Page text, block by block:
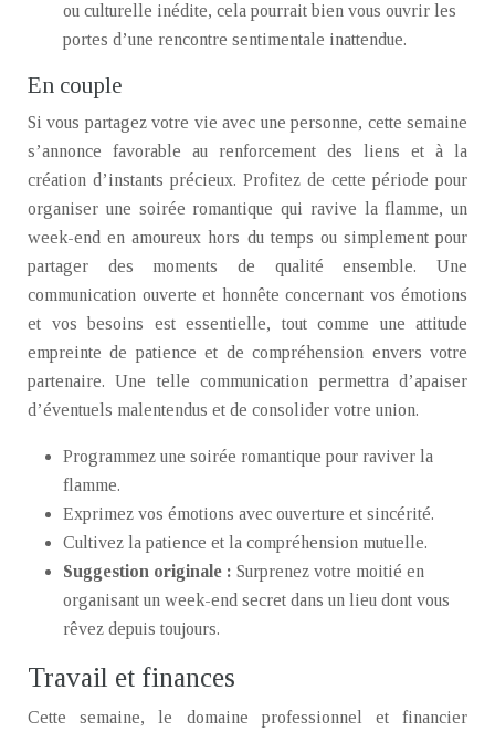
ou culturelle inédite, cela pourrait bien vous ouvrir les
portes d’une rencontre sentimentale inattendue.
En couple
Si vous partagez votre vie avec une personne, cette semaine
s’annonce favorable au renforcement des liens et à la
création d’instants précieux. Profitez de cette période pour
organiser une soirée romantique qui ravive la flamme, un
week-end en amoureux hors du temps ou simplement pour
partager des moments de qualité ensemble. Une
communication ouverte et honnête concernant vos émotions
et vos besoins est essentielle, tout comme une attitude
empreinte de patience et de compréhension envers votre
partenaire. Une telle communication permettra d’apaiser
d’éventuels malentendus et de consolider votre union.
Programmez une soirée romantique pour raviver la
flamme.
Exprimez vos émotions avec ouverture et sincérité.
Cultivez la patience et la compréhension mutuelle.
Suggestion originale : Surprenez votre moitié en
organisant un week-end secret dans un lieu dont vous
rêvez depuis toujours.
Travail et finances
Cette semaine, le domaine professionnel et financier